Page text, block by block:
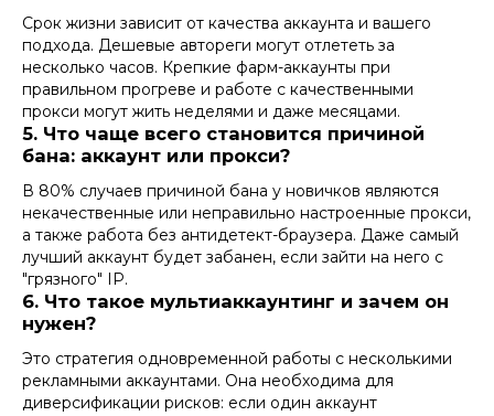
Срок жизни зависит от качества аккаунта и вашего
подхода. Дешевые автореги могут отлететь за
несколько часов. Крепкие фарм-аккаунты при
правильном прогреве и работе с качественными
прокси могут жить неделями и даже месяцами.
5. Что чаще всего становится причиной
бана: аккаунт или прокси?
В 80% случаев причиной бана у новичков являются
некачественные или неправильно настроенные прокси,
а также работа без антидетект-браузера. Даже самый
лучший аккаунт будет забанен, если зайти на него с
"грязного" IP.
6. Что такое мультиаккаунтинг и зачем он
нужен?
Это стратегия одновременной работы с несколькими
рекламными аккаунтами. Она необходима для
диверсификации рисков: если один аккаунт